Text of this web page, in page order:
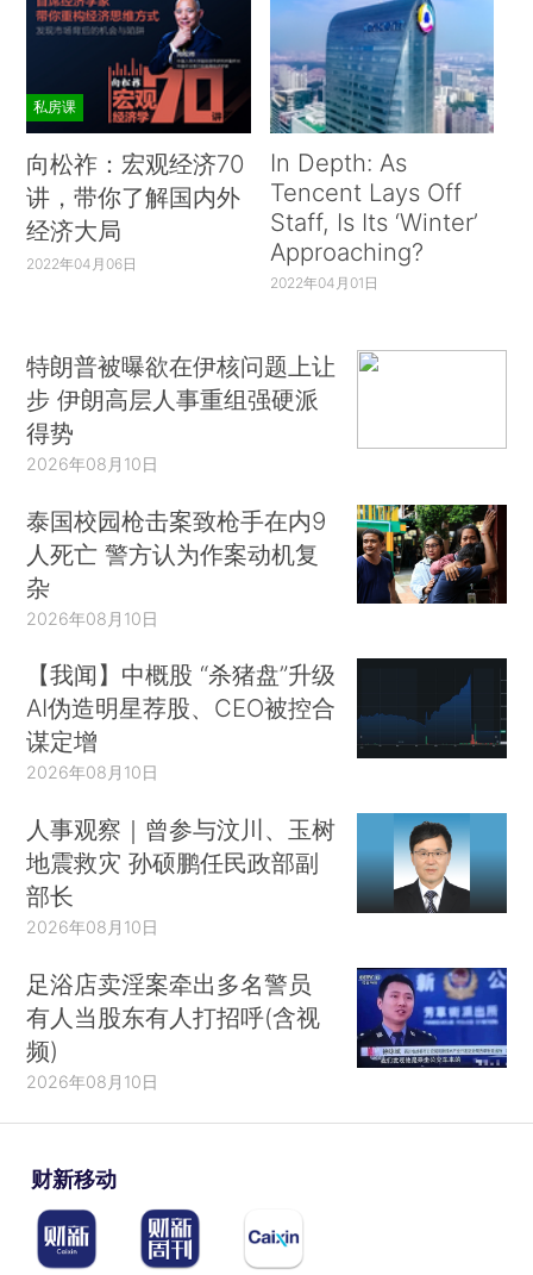
私房课
向松祚：宏观经济70
讲，带你了解国内外
经济大局
2022年04月06日
In Depth: As
Tencent Lays Off
Staff, Is Its ‘Winter’
Approaching?
2022年04月01日
特朗普被曝欲在伊核问题上让
步 伊朗高层人事重组强硬派
得势
2026年08月10日
泰国校园枪击案致枪手在内9
人死亡 警方认为作案动机复
杂
2026年08月10日
【我闻】中概股 “杀猪盘”升级
AI伪造明星荐股、CEO被控合
谋定增
2026年08月10日
人事观察｜曾参与汶川、玉树
地震救灾 孙硕鹏任民政部副
部长
2026年08月10日
足浴店卖淫案牵出多名警员
有人当股东有人打招呼(含视
频)
2026年08月10日
财新移动